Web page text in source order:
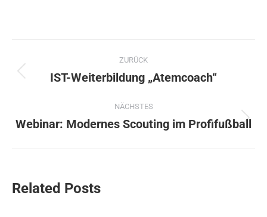
Kommentarnavigation
ZURÜCK
Vorheriger
IST-Weiterbildung „Atemcoach“
NÄCHSTES
Nächster
Webinar: Modernes Scouting im Profifußball
Related Posts